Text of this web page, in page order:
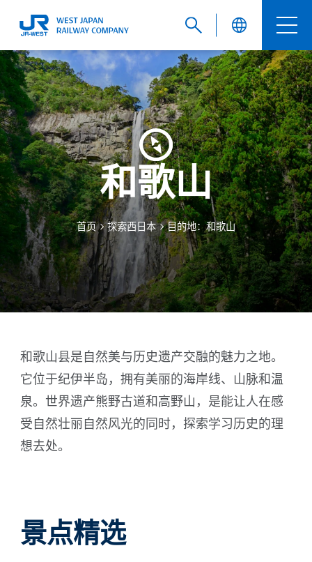
English
繁體中文
簡体中文
한국어
ภาษาไทย
和歌山
首页 探索西日本 目的地：和歌山
和歌山县是自然美与历史遗产交融的魅力之地。
它位于纪伊半岛，拥有美丽的海岸线、山脉和温
泉。世界遗产熊野古道和高野山，是能让人在感
受自然壮丽自然风光的同时，探索学习历史的理
想去处。
景点精选